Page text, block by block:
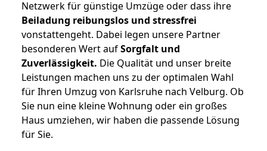
Netzwerk für günstige Umzüge oder dass ihre
Beiladung reibungslos und stressfrei
vonstattengeht. Dabei legen unsere Partner
besonderen Wert aufSorgfalt und
Zuverlässigkeit. Die Qualität und unser breite
Leistungen machen uns zu der optimalen Wahl
für Ihren Umzug von Karlsruhe nach Velburg. Ob
Sie nun eine kleine Wohnung oder ein großes
Haus umziehen, wir haben die passende Lösung
für Sie.